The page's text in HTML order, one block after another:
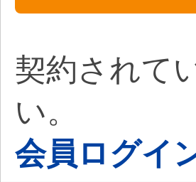
契約されて
い。
会員ログイ